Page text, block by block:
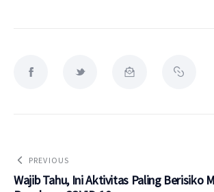
PREVIOUS
Wajib Tahu, Ini Aktivitas Paling Berisiko